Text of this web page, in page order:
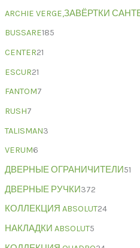
ARCHIE VERGE,ЗАВЁРТКИ
BUSSARE185
CENTER21
ESCUR21
FANTOM7
RUSH7
TALISMAN3
VERUM6
ДВЕРНЫЕ ОГРАНИЧИТЕЛИ51
ДВЕРНЫЕ РУЧКИ372
КОЛЛЕКЦИЯ ABSOLUT24
НАКЛАДКИ ABSOLUT5